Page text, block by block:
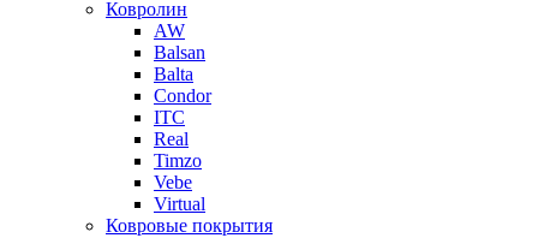
Ковролин
AW
Balsan
Balta
Condor
ITC
Real
Timzo
Vebe
Virtual
Ковровые покрытия